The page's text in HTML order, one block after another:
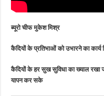
ब्यूरो चीफ मुकेश मिश्र
कैदियों के प्रतिभाओं को उभारने का कार्य
कैदियों के हर सुख सुविधा का ख्याल
यापन कर सके